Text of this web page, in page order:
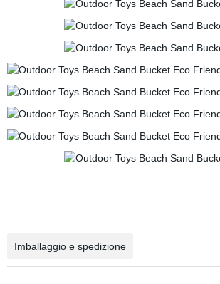
Imballaggio e spedizione